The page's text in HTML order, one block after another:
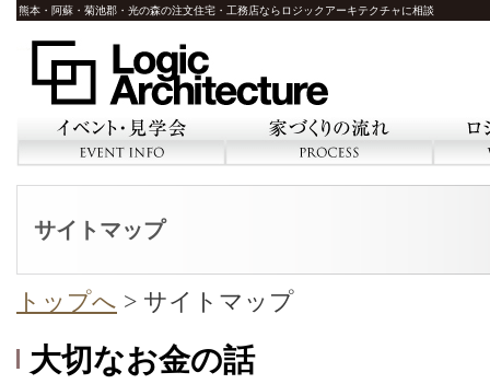
サイトマップ
熊本・阿蘇・菊池郡・光の森の注文住宅・工務店ならロジックアーキテクチャに相談
トップへ > サイトマップ
大切なお金の話